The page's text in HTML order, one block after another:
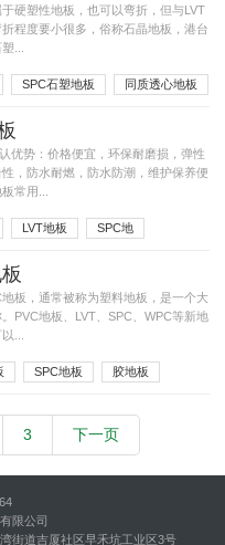
硬塑性地板，也可以弯折，但与LVT
程度要小很多，俗称石晶地板，港台
...
SPC石塑地板 同质透心地板
优势：价格便宜，环保耐磨损，弹性
，防水耐燃，防水防潮，维护保养便
常用...
LVT地板 SPC地
地板，通常被称为塑料地板，是一个大
PVC地板、LVT、SPC、WPC等新地
...
SPC地板 胶地板
3 下一页
限公司
街道吉厦社区早禾坑工业区3号